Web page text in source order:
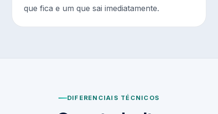
que fica e um que sai imediatamente.
DIFERENCIAIS TÉCNICOS